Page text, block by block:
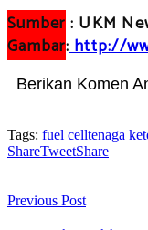
Sumber : UKM
Gambar:http://
Berikan Komen
Tags: fuel celltenaga
ShareTweetShare
Previous Post